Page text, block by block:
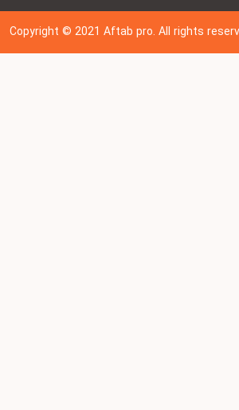
Copyright © 202 1Aftab pro. All rights